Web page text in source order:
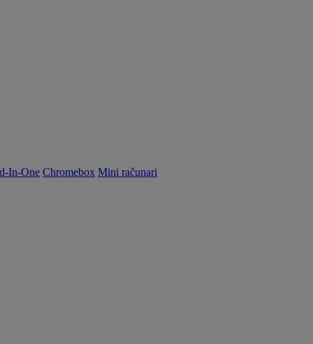
In-One Chromebox Mini računari